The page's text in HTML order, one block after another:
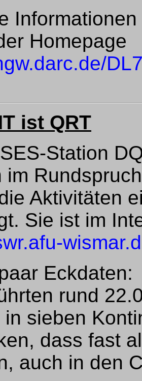
Homepage
ist QRT
Station
im
Aktivitäten
Sie ist im
Eckdaten:
rund
in sieben
dass fast
auch in den